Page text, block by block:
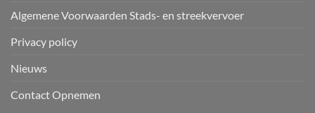
Algemene Voorwaarden Stads- en streekvervoer
Privacy policy
Nieuws
Contact Opnemen